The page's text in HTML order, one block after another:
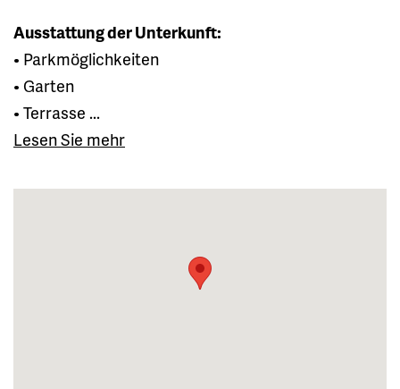
Ausstattung der Unterkunft:
• Parkmöglichkeiten
• Garten
• Terrasse ...
Lesen Sie mehr